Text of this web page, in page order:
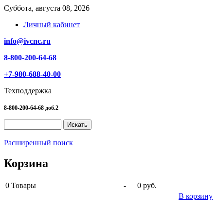
Суббота, августа 08, 2026
Личный кабинет
info@ivcnc.ru
8-800-200-64-68
+7-980-688-40-00
Техподдержка
8-800-200-64-68 доб.2
Расширенный поиск
Корзина
0 Товары -
0 руб.
В корзину